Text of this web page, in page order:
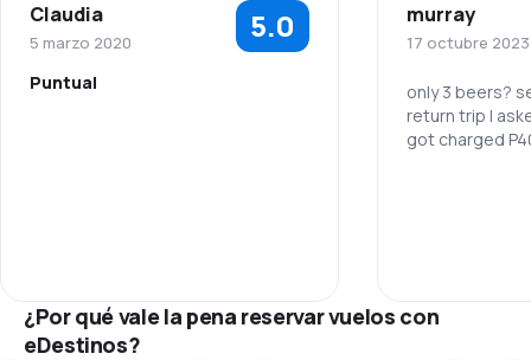
Red de conexiones 3.7
Precio del billete 3.6
3.1
Claudia
5 marzo 2020 5.0
Puntual
murray
17 octubre 2023
only 3 beers?
return trip I
got charged
¿Por qué vale la pena reservar vuelos con
eDestinos?